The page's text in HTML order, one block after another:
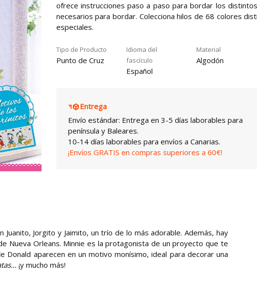
ofrece instrucciones paso a paso para bordar los
necesarios para bordar. Colecciona hilos de 68 colores
especiales.
Tipo de Producto
Punto de Cruz
Idioma del
fascículo
Español
Material
Algodón
Entrega
Envío estándar: Entrega en 3-5 días laborables para
península y Baleares.
10-14 días laborables para envíos a Canarias.
¡Envíos GRATIS en compras superiores a 60€!
Jorgito y Jaimito, un trío de lo más adorable. Además, hay
Nueva Orleans. Minnie es la protagonista de un proyecto que te
aparecen en un motivo monísimo, ideal para decorar una
¡y mucho más!